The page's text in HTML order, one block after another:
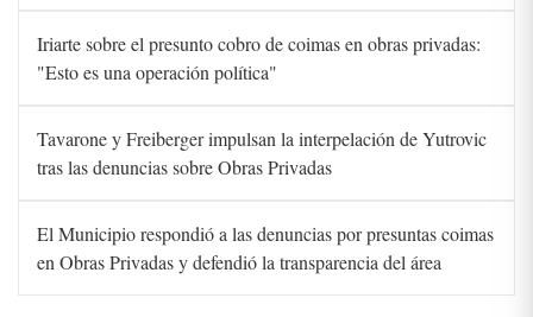
Iriarte sobre el presunto cobro de coimas en obras privadas:
"Esto es una operación política"
Tavarone y Freiberger impulsan la interpelación de Yutrovic
tras las denuncias sobre Obras Privadas
El Municipio respondió a las denuncias por presuntas coimas
en Obras Privadas y defendió la transparencia del área